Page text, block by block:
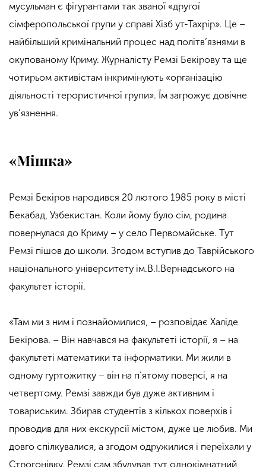
мусульман є фігурантами так званої «другої
сімферопольської групи у справі Хізб ут-Тахрір». Це –
найбільший кримінальний процес над політв’язнями в
окупованому Криму. Журналісту Ремзі Бекірову та ще
чотирьом активістам інкримінують «організацію
діяльності терористичної групи». Їм загрожує довічне
ув’язнення.
«Мішка»
Ремзі Бекіров народився 20 лютого 1985 року в місті
Бекабад, Узбекистан. Коли йому було сім, родина
повернулася до Криму – у село Первомайське. Тут
Ремзі пішов до школи. Згодом вступив до Таврійського
національного університету ім.В.І.Вернадського на
факультет історії.
«Там ми з ним і познайомилися, – розповідає Халіде
Бекірова. – Він навчався на факультеті історії, я – на
факультеті математики та інформатики. Ми жили в
одному гуртожитку – він на п’ятому поверсі, я на
четвертому. Ремзі завжди був дуже активним і
товариським. Збирав студентів з кількох поверхів і
проводив для них екскурсії містом, дуже це любив. Ми
довго спілкувалися, а згодом одружилися і переїхали у
Строгонівку. Ремзі сам збудував тут однокімнатний